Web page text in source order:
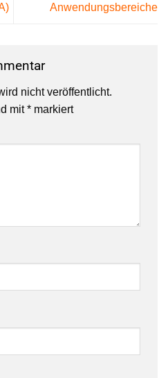
Anwendungsbereiche
nicht veröffentlicht.
mit* markiert